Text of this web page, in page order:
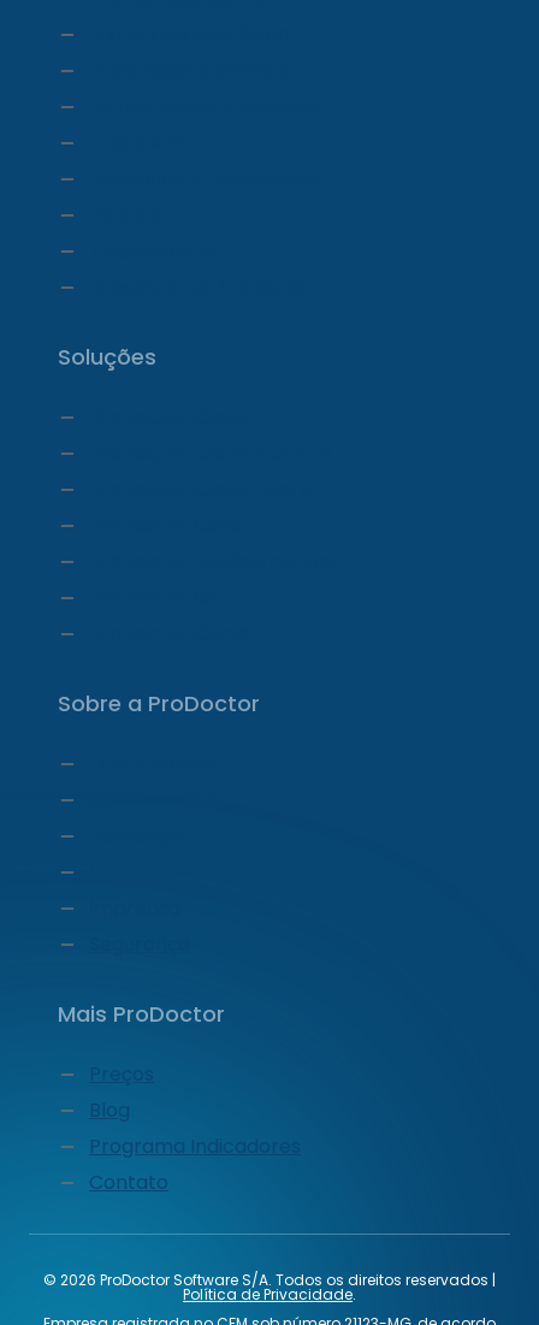
Soluções
Sobre a ProDoctor
Mais ProDoctor
Blog
Programa Indicadores
Contato
© 2026 ProDoctor Software S/A. Todos os direitos reservados |
Política de Privacidade.